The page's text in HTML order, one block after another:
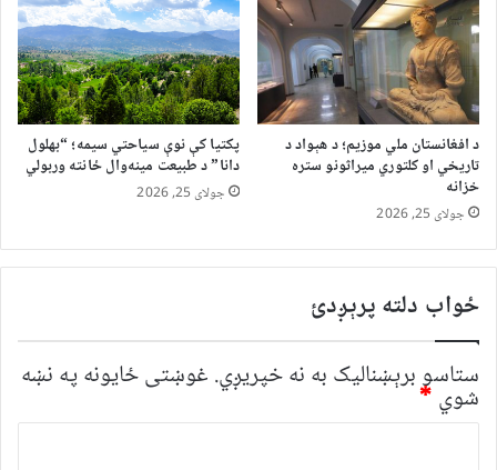
د افغانستان ملي موزیم؛ د هېواد د
تاریخي او کلتوري میراثونو ستره
خزانه
جولای 25, 2026
پکتیا کې نوې سیاحتي سیمه؛ “بهلول
دانا” د طبیعت مینه‌وال ځانته وربولي
جولای 25, 2026
ځواب دلته پرېږدئ
ستاسو برېښناليک به نه خپريږي. غوښتى ځایونه په نښه
شوي *